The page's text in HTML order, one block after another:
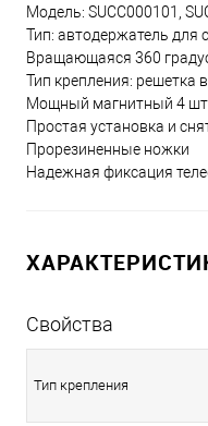
Модель: SUCC000101,
Тип: автодержатель для
Вращающаяся 360
Тип крепления: решетка
Мощный магнитный 4
Простая установка и
Прорезиненные ножки
Надежная фиксация
Свойства
Тип крепления